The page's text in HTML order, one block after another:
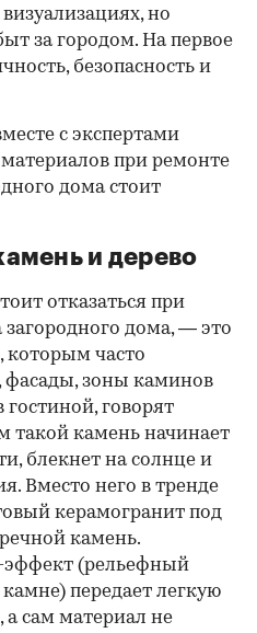
но
за городом. На первое
безопасность и
с экспертами
материалов при ремонте
дома стоит
и дерево
отказаться при
дома, — это
которым часто
зоны каминов
говорят
такой камень начинает
блекнет на солнце и
Вместо него в тренде
керамогранит под
камень.
(рельефный
передает легкую
а сам материал не